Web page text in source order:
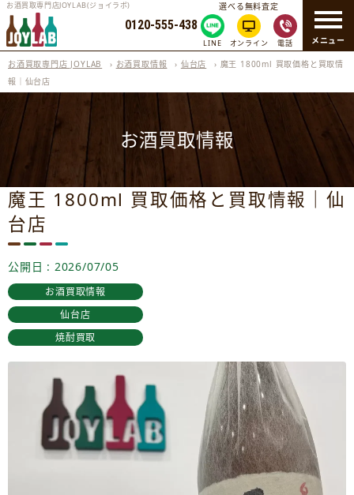
メニュー
お酒買取専門店JOYLAB(ジョイラボ)
0120-555-438
選べる無料査定
LINE オンライン 電話
お酒買取専門店 JOYLAB › お酒買取情報 › 仙台店 › 魔王 1800ml 買取価格と買取情
報｜仙台店
お酒買取情報
魔王 1800ml 買取価格と買取情報｜仙
台店
公開日 : 2026/07/05
お酒買取情報
仙台店
焼酎買取